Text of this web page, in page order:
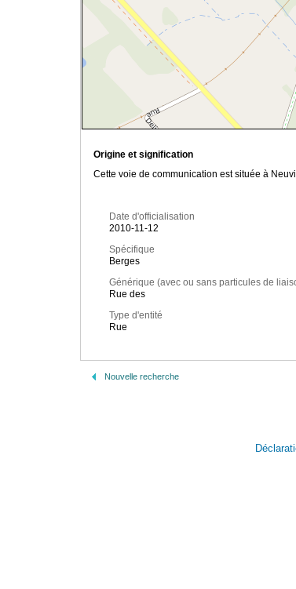
Origine et signification
Cette voie de communication est située à
Date d'officialisation
2010-11-12
Spécifique
Berges
Générique (avec ou sans particules de
Rue des
Type d'entité
Rue
Nouvelle recherche